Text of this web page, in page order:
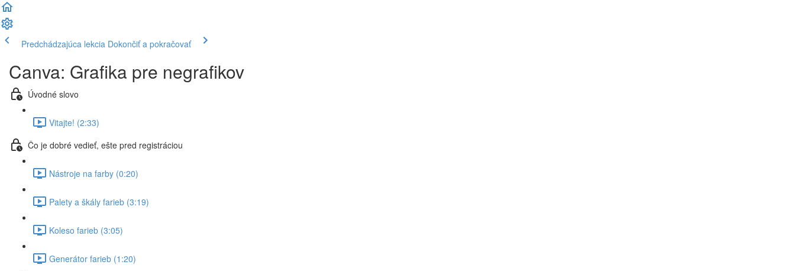
Predchádzajúca lekcia Dokončiť a pokračovať
Canva: Grafika pre negrafikov
Úvodné slovo
Vitajte! (2:33)
Čo je dobré vedieť, ešte pred registráciou
Nástroje na farby (0:20)
Palety a škály farieb (3:19)
Koleso farieb (3:05)
Generátor farieb (1:20)